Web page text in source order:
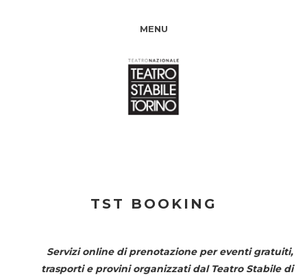
MENU
TST BOOKING
Servizi online di prenotazione per eventi gratuiti,
trasporti e provini organizzati dal Teatro Stabile di